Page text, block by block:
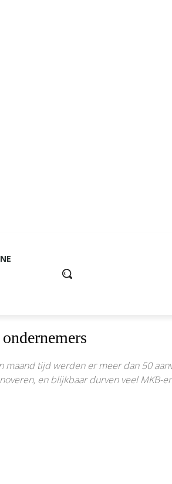
tijd werden er meer dan 50
en blijkbaar durven veel MKB-